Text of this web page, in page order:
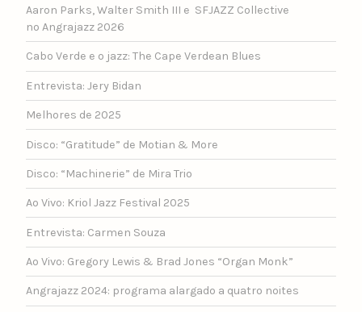
Aaron Parks, Walter Smith III e SFJAZZ Collective
no Angrajazz 2026
Cabo Verde e o jazz: The Cape Verdean Blues
Entrevista: Jery Bidan
Melhores de 2025
Disco: “Gratitude” de Motian & More
Disco: “Machinerie” de Mira Trio
Ao Vivo: Kriol Jazz Festival 2025
Entrevista: Carmen Souza
Ao Vivo: Gregory Lewis & Brad Jones “Organ Monk”
Angrajazz 2024: programa alargado a quatro noites